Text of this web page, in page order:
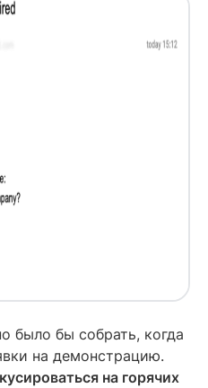
было бы собрать, когда
на демонстрацию.
на горячих